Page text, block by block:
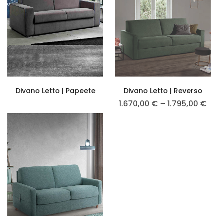
Divano Letto | Papeete Divano Letto | Reverso
1.670,00 € – 1.795,00 €